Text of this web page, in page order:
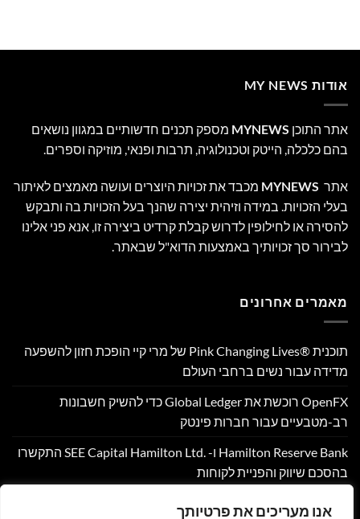
אנו מעריכים את פרטיותך
אודות MY NEWS
אתר התוכן MYNEWS מספק תכנים חדשותיים במגוון נושאים
בהם כלכלה, הייטק וטכנולוגיה, תרבות ופנאי, מוזיקה וספרים.
אתר MYNEWS מכבד את זכויות היוצרים ועושה מאמצים לאיתור
בעלי הזכויות. במידה וזיהית יצירה שהנך בעל הזכויות בה ותבקש
להסירה או לחילופין לדרוש קבלת קרדיט ביצירה זו, אנא פני אלינו
לבירור סך זכויותיך באמצעות הדוא"ל שבאתר.
מאמרים אחרונים
תוכנית Pink Changing Lives®‎ של מרי קיי הופכת חזון להשפעה
מדידה עבור נשים ברחבי העולם
OpenFX רוכשת את Global Ledger כדי להשיק חשבונות
רב-מטבעיים עבור חברות פינטק
Hamilton Reserve Bank ו- SEE Capital Hamilton Ltd.‎ התקשרו
בהסכם שיווק והפניית לקוחות